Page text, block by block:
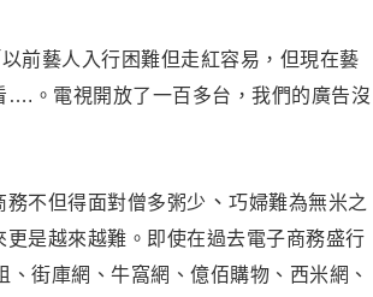
以前藝人入行困難但走紅容易，但現在藝
….。電視開放了一百多台，我們的廣告沒
務不但得面對僧多粥少 、 巧婦難為無米之
更是越來越難。 即使在過去電子商務盛行
、街庫網、牛窩網、億佰購物、西米網、